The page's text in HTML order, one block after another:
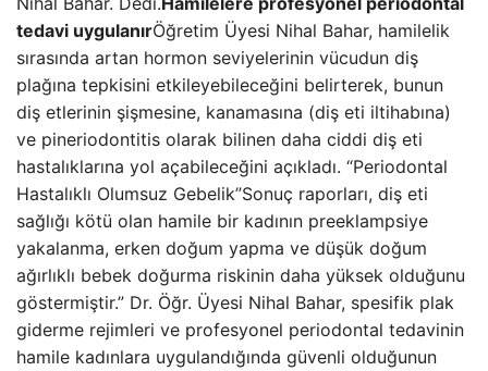
tedavi uygulanırÖğretim Üyesi Nihal Bahar, hamilelik
sırasında artan hormon seviyelerinin vücudun diş
plağına tepkisini etkileyebileceğini belirterek, bunun
diş etlerinin şişmesine, kanamasına (diş eti iltihabına)
ve pineriodontitis olarak bilinen daha ciddi diş eti
hastalıklarına yol açabileceğini açıkladı. “Periodontal
Hastalıklı Olumsuz Gebelik”Sonuç raporları, diş eti
sağlığı kötü olan hamile bir kadının preeklampsiye
yakalanma, erken doğum yapma ve düşük doğum
ağırlıklı bebek doğurma riskinin daha yüksek olduğunu
göstermiştir.” Dr. Öğr. Üyesi Nihal Bahar, spesifik plak
giderme rejimleri ve profesyonel periodontal tedavinin
hamile kadınlara uygulandığında güvenli olduğunun